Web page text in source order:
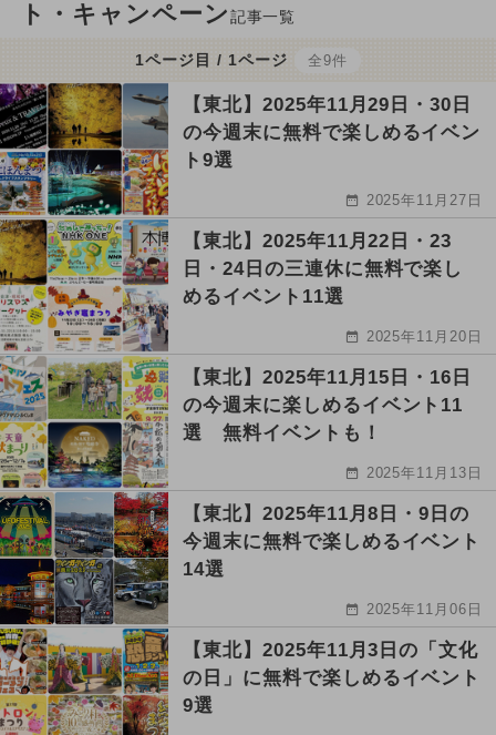
ト・キャンペーン記事一覧
1ページ目 / 1ページ 全9件
【東北】2025年11月29日・30日
の今週末に無料で楽しめるイベン
ト9選
2025年11月27日
【東北】2025年11月22日・23
日・24日の三連休に無料で楽し
めるイベント11選
2025年11月20日
【東北】2025年11月15日・16日
の今週末に楽しめるイベント11
選 無料イベントも！
2025年11月13日
【東北】2025年11月8日・9日の
今週末に無料で楽しめるイベント
14選
2025年11月06日
【東北】2025年11月3日の「文化
の日」に無料で楽しめるイベント
9選